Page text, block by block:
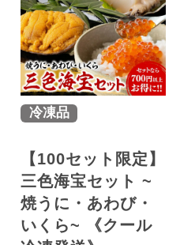
冷凍品
【100セット限定】
三色海宝セット ~
焼うに・あわび・
いくら~ 《クール